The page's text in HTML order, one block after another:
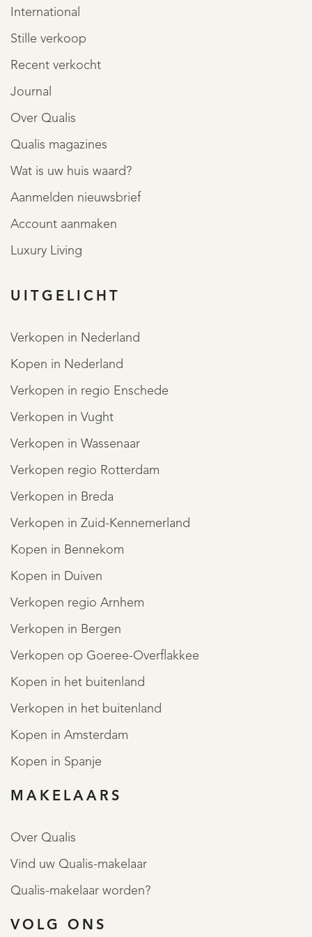
International
Stille verkoop
Recent verkocht
Journal
Over Qualis
Qualis magazines
Wat is uw huis waard?
Aanmelden nieuwsbrief
Account aanmaken
Luxury Living
UITGELICHT
Verkopen in Nederland
Kopen in Nederland
Verkopen in regio Enschede
Verkopen in Vught
Verkopen in Wassenaar
Verkopen regio Rotterdam
Verkopen in Breda
Verkopen in Zuid-Kennemerland
Kopen in Bennekom
Kopen in Duiven
Verkopen regio Arnhem
Verkopen in Bergen
Verkopen op Goeree-Overflakkee
Kopen in het buitenland
Verkopen in het buitenland
Kopen in Amsterdam
Kopen in Spanje
MAKELAARS
Over Qualis
Vind uw Qualis-makelaar
Qualis-makelaar worden?
VOLG ONS
REGISTREER